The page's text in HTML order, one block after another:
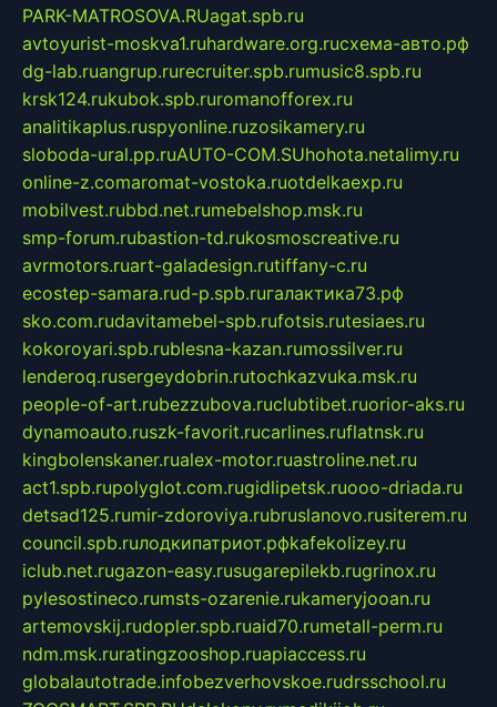
PARK-MATROSOVA.RUagat.spb.ru
avtoyurist-moskva1.ruhardware.org.ruсхема-авто.рф
dg-lab.ruangrup.rurecruiter.spb.rumusic8.spb.ru
krsk124.rukubok.spb.ruromanofforex.ru
analitikaplus.ruspyonline.ruzosikamery.ru
sloboda-ural.pp.ruAUTO-COM.SUhohota.netalimy.ru
online-z.comaromat-vostoka.ruotdelkaexp.ru
mobilvest.rubbd.net.rumebelshop.msk.ru
smp-forum.rubastion-td.rukosmoscreative.ru
avrmotors.ruart-galadesign.rutiffany-c.ru
ecostep-samara.rud-p.spb.ruгалактика73.рф
sko.com.rudavitamebel-spb.rufotsis.rutesiaes.ru
kokoroyari.spb.rublesna-kazan.rumossilver.ru
lenderoq.rusergeydobrin.rutochkazvuka.msk.ru
people-of-art.rubezzubova.ruclubtibet.ruorior-aks.ru
dynamoauto.ruszk-favorit.rucarlines.ruflatnsk.ru
kingbolenskaner.rualex-motor.ruastroline.net.ru
act1.spb.rupolyglot.com.rugidlipetsk.ruooo-driada.ru
detsad125.rumir-zdoroviya.rubruslanovo.rusiterem.ru
council.spb.ruлодкипатриот.рфkafekolizey.ru
iclub.net.rugazon-easy.rusugarepilekb.rugrinox.ru
pylesostineco.rumsts-ozarenie.rukameryjooan.ru
artemovskij.rudopler.spb.ruaid70.rumetall-perm.ru
ndm.msk.ruratingzooshop.ruapiaccess.ru
globalautotrade.infobezverhovskoe.rudrsschool.ru